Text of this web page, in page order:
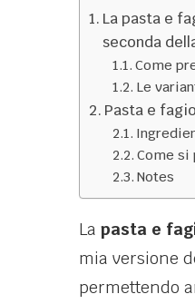
La pasta e
seconda
Come
Le
Pasta e
Come si
Notes
La pasta e
mia versione
permettendo